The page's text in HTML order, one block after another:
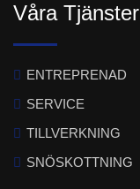
Våra Tjänster
ENTREPRENAD
SERVICE
TILLVERKNING
SNÖSKOTTNING